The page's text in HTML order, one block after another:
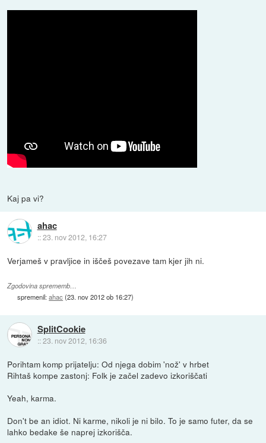
Kaj pa vi?
ahac
::23. nov 2012, 16:27
Verjameš v pravljice in iščeš povezave tam kjer jih ni.
Zgodovina sprememb…
spremenil:ahac (23. nov 2012 ob 16:27)
SplitCookie
::23. nov 2012, 16:36
Porihtam komp prijatelju: Od njega dobim 'nož' v hrbet
Rihtaš kompe zastonj: Folk je začel zadevo izkoriščati
Yeah, karma.
Don't be an idiot. Ni karme, nikoli je ni bilo. To je samo futer, da se
lahko bedake še naprej izkorišča.